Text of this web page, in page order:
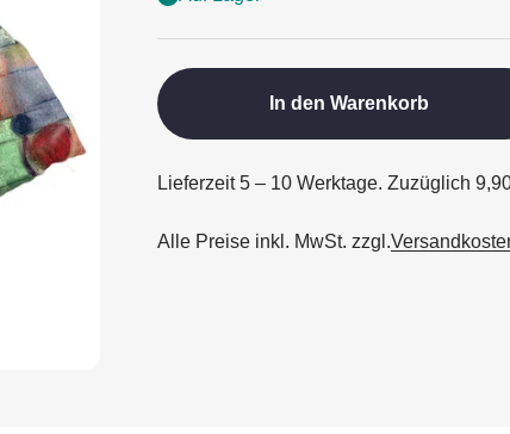
In den Warenkorb
Lieferzeit 5 – 10 Werktage. Zuzüglich
Alle Preise inkl. MwSt. zzgl.